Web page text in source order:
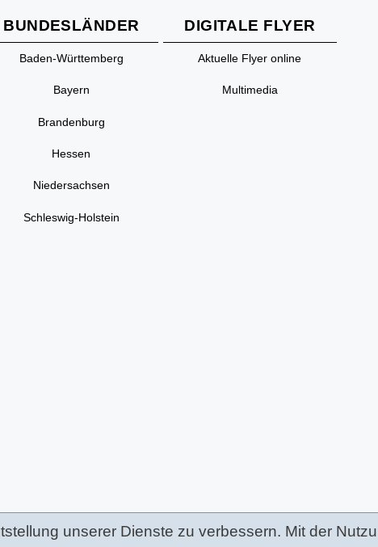
unserer Dienste zu verbessern. Mit der
BUNDESLÄNDER
Baden-Württemberg
Bayern
Brandenburg
Hessen
Niedersachsen
Schleswig-Holstein
DIGITALE FLYER
Aktuelle Flyer online
Multimedia
PROSPEKTVERTEILUNG